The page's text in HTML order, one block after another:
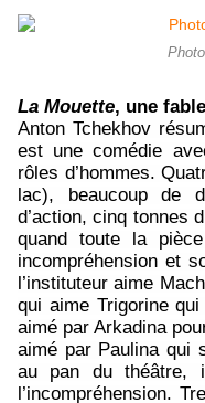
La Mouette, une
Anton Tchekhov
est une comédie
rôles d’hommes.
lac), beaucoup de
d’action, cinq tonnes
quand toute la
incompréhension et
l’instituteur aime
qui aime Trigorine
aimé par Arkadina
aimé par Paulina qui
au pan du théâtre,
l’incompréhension.